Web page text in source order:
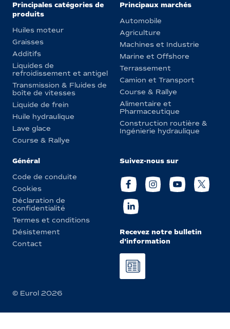
Principales catégories de
produits
Huiles moteur
Graisses
Additifs
Liquides de
refroidissement et antigel
Transmission & Fluides de
boîte de vitesses
Liquide de frein
Huile hydraulique
Lave glace
Course & Rallye
Principaux marchés
Automobile
Agriculture
Machines et Industrie
Marine et Offshore
Terrassement
Camion et Transport
Course & Rallye
Alimentaire et
Pharmaceutique
Construction routière &
Ingénierie hydraulique
Général
Code de conduite
Cookies
Déclaration de
confidentialité
Termes et conditions
Désistement
Contact
Suivez-nous sur
Recevez notre bulletin
d'information
© Eurol 2026